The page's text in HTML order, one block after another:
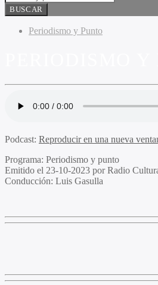
Periodismo y Punto
Podcast: Reproducir en una nueva
Programa: Periodismo y punto
Emitido el 23-10-2023 por Radio
Conducción: Luis Gasulla